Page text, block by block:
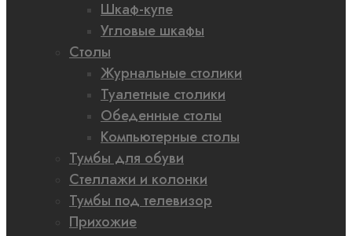
Шкаф-купе
Угловые шкафы
Столы
Журнальные столики
Туалетные столики
Обеденные столы
Компьютерные столы
Тумбы для обуви
Стеллажи и колонки
Тумбы под телевизор
Прихожие